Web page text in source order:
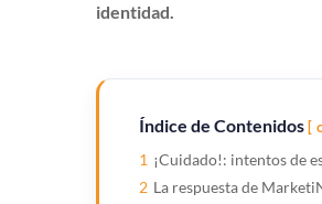
identidad.
Índice de Contenidos
1 ¡Cuidado!: intentos de
2 La respuesta de